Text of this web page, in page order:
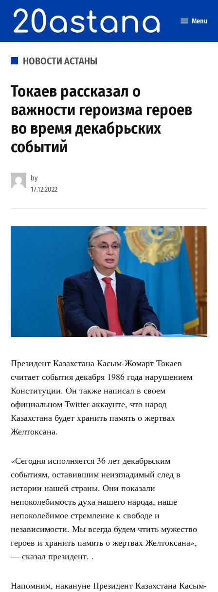
content
Menu
POSTED
НОВОСТИ АСТАНЫ
Токаев рассказал о
важности героизма героев
во время декабрьских
событий
by
17.12.2022
Президент Казахстана Касым-Жомарт Токаев
считает события декабря 1986 года нарушением
Конституции. Он также написал в своем
официальном Twitter-аккаунте, что народ
Казахстана будет хранить память о жертвах
Желтоксана.
«Сегодня исполняется 36 лет декабрьским
событиям, оставившим неизгладимый след в
истории нашей страны. Они показали
непоколебимость духа нашего народа, наше
непоколебимое стремление к свободе и
независимости. Мы всегда будем чтить мужество
героев и хранить память о жертвах Желтоксана»,
— сказал президент. .
Напомним, накануне Президент Казахстана Касым-